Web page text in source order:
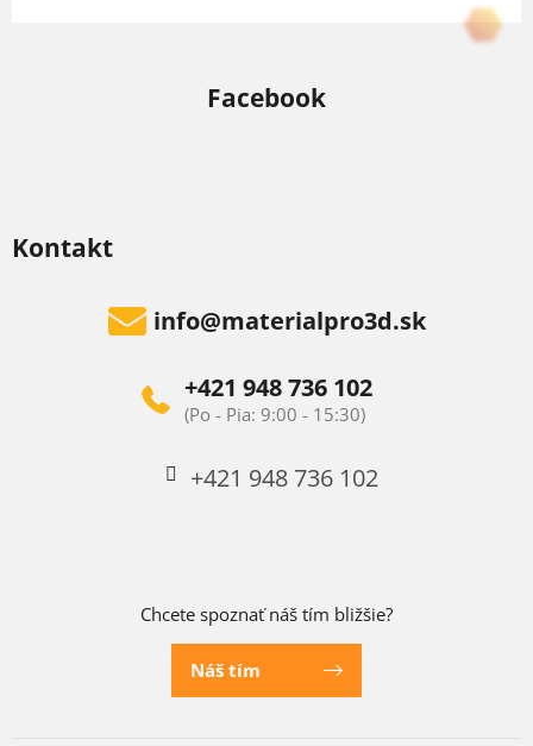
Kontakt
info@materialpro3d.sk
+421 948 736 102
+421 948 736 102
Chcete spoznať náš tím bližšie?
Náš tím
Facebook